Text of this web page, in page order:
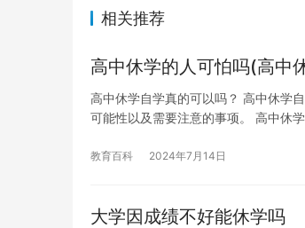
相关推荐
高中休学的人可怕吗(高中
高中休学自学真的可以吗？ 高中休学
可能性以及需要注意的事项。 高中休
教育百科 2024年7月14日
大学因成绩不好能休学吗